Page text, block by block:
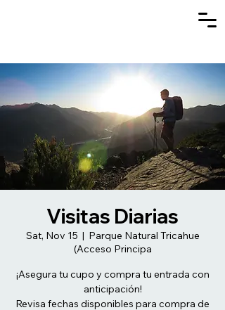
Visitas Diarias
Sat, Nov 15
  |
Parque Natural Tricahue
(Acceso Principa
¡Asegura tu cupo y compra tu entrada con
anticipación!
Revisa fechas disponibles para compra de